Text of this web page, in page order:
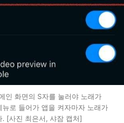
인 화면의 S자를 눌러야 노래가
로 들어가 앱을 켜자마자 노래가
[사진 최은서, 샤잠 캡처]